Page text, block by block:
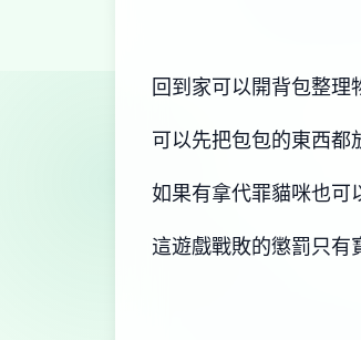
回到家可以開背包整理
可以先把包包的東西都
如果有拿代罪貓咪也可
這遊戲戰敗的懲罰只有